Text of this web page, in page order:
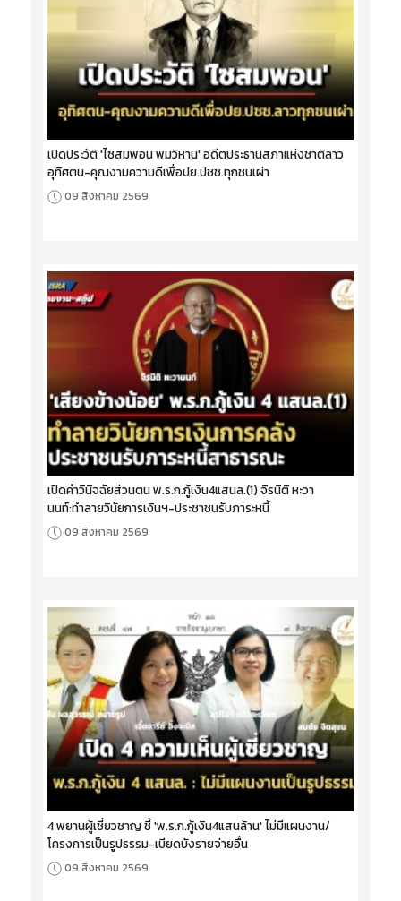
เปิดประวัติ 'ไซสมพอน พมวิหาน' อดีตประธานสภาแห่งชาติลาว
อุทิศตน-คุณงามความดีเพื่อปย.ปชช.ทุกชนเผ่า
09 สิงหาคม 2569
เปิดคำวินิจฉัยส่วนตน พ.ร.ก.กู้เงิน4แสนล.(1) จิรนิติ หะวา
นนท์:ทำลายวินัยการเงินฯ-ประชาชนรับภาระหนี้
09 สิงหาคม 2569
4 พยานผู้เชี่ยวชาญ ชี้ 'พ.ร.ก.กู้เงิน4แสนล้าน' ไม่มีแผนงาน/
โครงการเป็นรูปธรรม-เบียดบังรายจ่ายอื่น
09 สิงหาคม 2569